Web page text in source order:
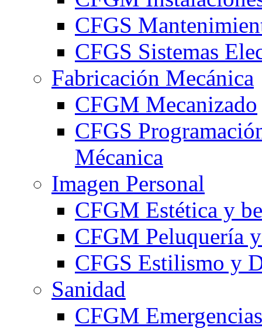
CFGS
CFGS Sistemas
Fabricación Mecánica
CFGM Mecanizado
CFGS
Mécanica
Imagen Personal
CFGM Estética y
CFGM Peluquería
CFGS Estilismo y
Sanidad
CFGM